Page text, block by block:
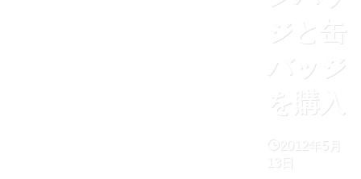
ジと缶
バッジ
を購入
2012年5月
13日